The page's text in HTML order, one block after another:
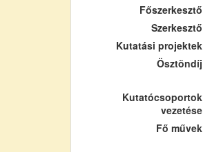
Főszerkesztő
Szerkesztő
Kutatási projektek
Ösztöndíj
Kutatócsoportok
vezetése
Fő művek